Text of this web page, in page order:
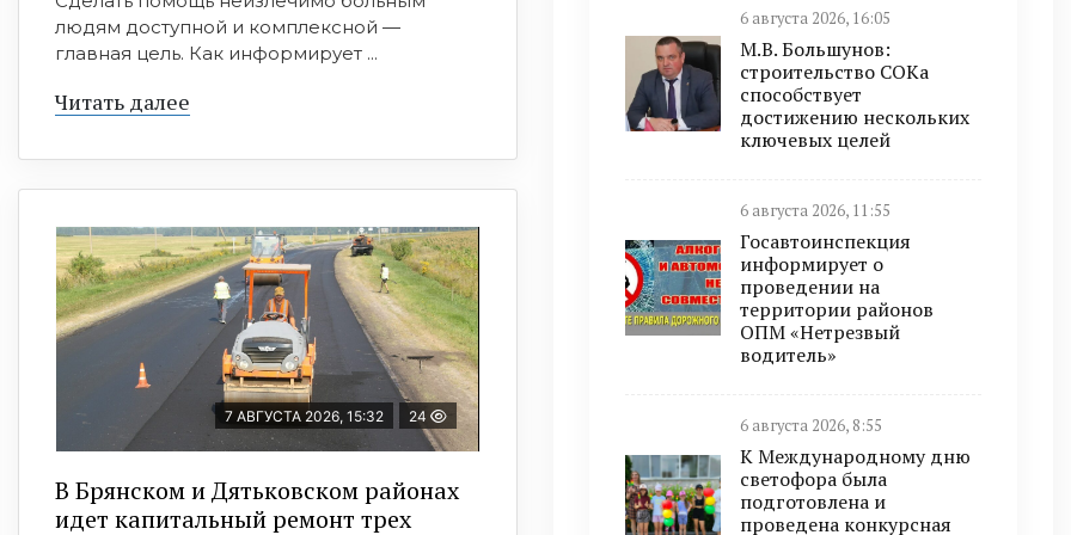
людям доступной и комплексной —
главная цель. Как информирует ...
Читать далее
7 АВГУСТА 2026, 15:32 24
В Брянском и Дятьковском районах
идет капитальный ремонт трех
6 августа 2026, 16:05
М.В. Большунов:
строительство СОКа
способствует
достижению нескольких
ключевых целей
6 августа 2026, 11:55
Госавтоинспекция
информирует о
проведении на
территории районов
ОПМ «Нетрезвый
водитель»
6 августа 2026, 8:55
К Международному дню
светофора была
подготовлена и
проведена конкурсная